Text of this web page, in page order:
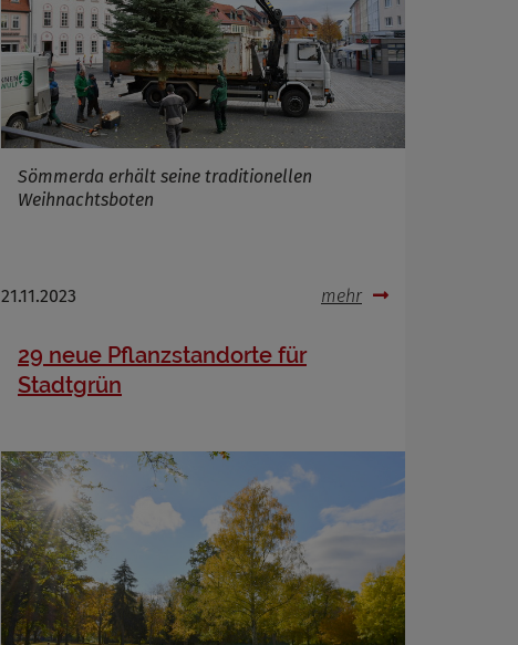
Sömmerda erhält seine traditionellen
Weihnachtsboten
21.11.2023 mehr
29 neue Pflanzstandorte für
Stadtgrün